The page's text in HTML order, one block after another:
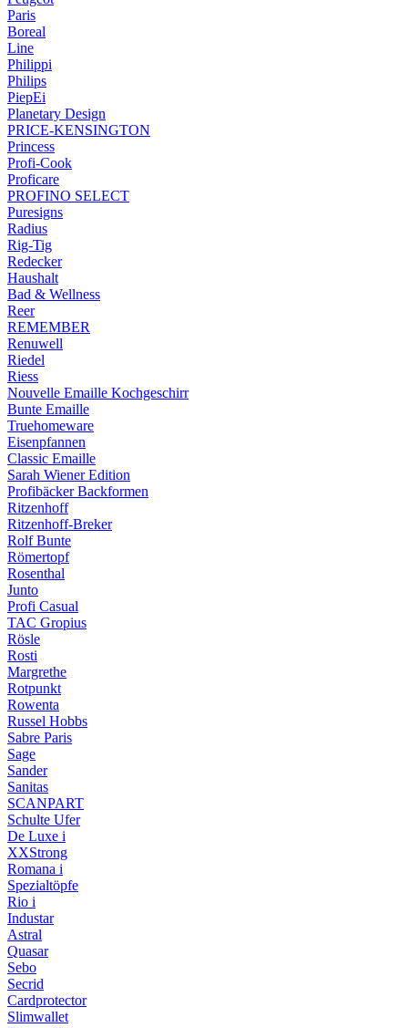
Paris
Boreal
Line
Philippi
Philips
PiepEi
Planetary Design
PRICE-KENSINGTON
Princess
Profi-Cook
Proficare
PROFINO SELECT
Puresigns
Radius
Rig-Tig
Redecker
Haushalt
Bad & Wellness
Reer
REMEMBER
Renuwell
Riedel
Riess
Nouvelle Emaille Kochgeschirr
Bunte Emaille
Truehomeware
Eisenpfannen
Classic Emaille
Sarah Wiener Edition
Profibäcker Backformen
Ritzenhoff
Ritzenhoff-Breker
Rolf Bunte
Römertopf
Rosenthal
Junto
Profi Casual
TAC Gropius
Rösle
Rosti
Margrethe
Rotpunkt
Rowenta
Russel Hobbs
Sabre Paris
Sage
Sander
Sanitas
SCANPART
Schulte Ufer
De Luxe i
XXStrong
Romana i
Spezialtöpfe
Rio i
Industar
Astral
Quasar
Sebo
Secrid
Cardprotector
Slimwallet